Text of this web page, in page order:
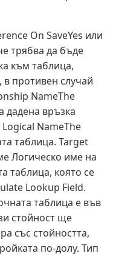
On SaveYes или
трябва да бъде
към таблица,
противен случай
NameThe
дадена връзка
NameThe
таблица. Target
Логическо име на
таблица, която се
Lookup Field.
таблица е във
стойност ще
със стойността,
по-долу. Тип